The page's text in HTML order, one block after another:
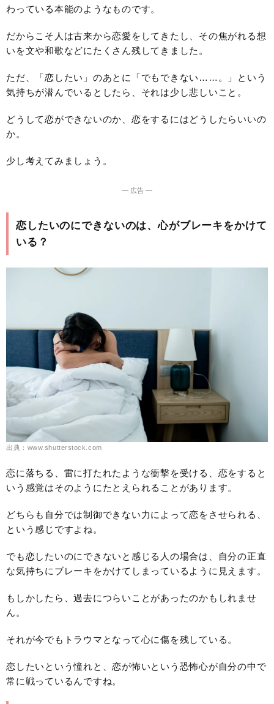
わっている本能のようなものです。
だからこそ人は古来から恋愛をしてきたし、その焦がれる想
いを文や和歌などにたくさん残してきました。
ただ、「恋したい」のあとに「でもできない……。」という
気持ちが潜んでいるとしたら、それは少し悲しいこと。
どうして恋ができないのか、恋をするにはどうしたらいいの
か。
少し考えてみましょう。
― 広告 ―
恋したいのにできないのは、心がブレーキをかけて
いる？
出典：www.shutterstock.com
恋に落ちる、雷に打たれたような衝撃を受ける、恋をすると
いう感覚はそのようにたとえられることがあります。
どちらも自分では制御できない力によって恋をさせられる、
という感じですよね。
でも恋したいのにできないと感じる人の場合は、自分の正直
な気持ちにブレーキをかけてしまっているように見えます。
もしかしたら、過去につらいことがあったのかもしれませ
ん。
それが今でもトラウマとなって心に傷を残している。
恋したいという憧れと、恋が怖いという恐怖心が自分の中で
常に戦っているんですね。